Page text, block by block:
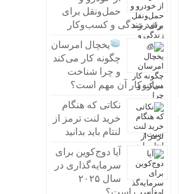
حمل‌ونقل برای
رشد زندگی و کسب‌وکار
یخچال امرسان
چگونه کار می‌کند
و چرا شناخت
سازوکار آن مهم است؟
نکاتی که هنگام
خرید لنت ترمز از
لنتام باید بدانید
آیا دوج‌کوین برای
سرمایه‌گذاری در
سال ۲۰۲۵
مناسب است؟